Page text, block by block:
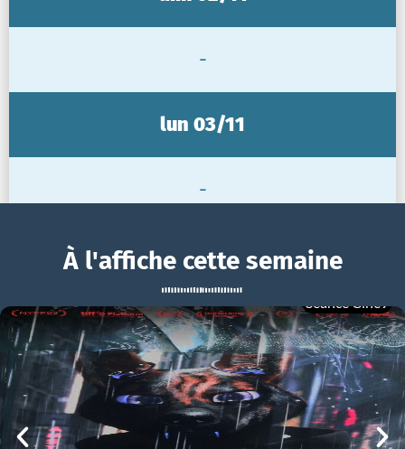
-
lun 03/11
-
mar 04/11
-
À l'affiche cette semaine
BOUCHRA
mer 05/08
21h00